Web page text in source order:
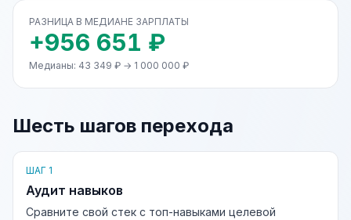
РАЗНИЦА В МЕДИАНЕ ЗАРПЛАТЫ
+956 651 ₽
Медианы: 43 349 ₽ → 1 000 000 ₽
Шесть шагов перехода
ШАГ 1
Аудит навыков
Сравните свой стек с топ-навыками целевой